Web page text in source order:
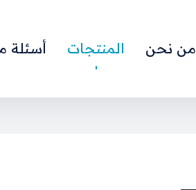
من نحن المنتجات أسئلة